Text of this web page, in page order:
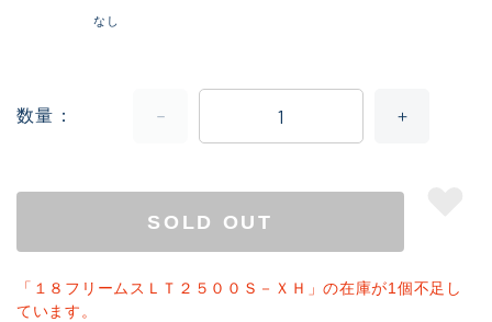
なし
数量
SOLD OUT
「１８フリームスＬＴ２５００Ｓ－ＸＨ」の在庫が1個不足し
ています。